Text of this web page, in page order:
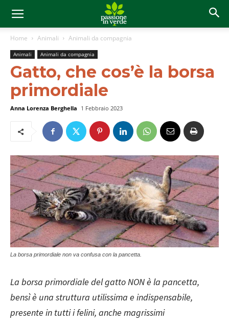
Home Animali Animali da compagnia
Animali Animali da compagnia
Gatto, che cos’è la borsa
primordiale
Anna Lorenza Berghella 1 Febbraio 2023
La borsa primordiale non va confusa con la pancetta.
La borsa primordiale del gatto NON è la pancetta,
bensì è una struttura utilissima e indispensabile,
presente in tutti i felini, anche magrissimi